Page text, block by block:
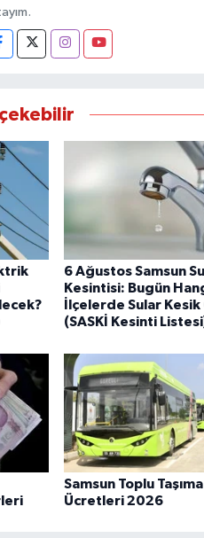
6 Ağustos Samsun Su
Kesintisi: Bugün
İlçelerde Sular Kesik
(SASKİ Kesinti
Samsun Toplu Taşıma
Ücretleri 2026